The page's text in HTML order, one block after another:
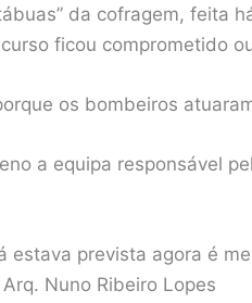
da cofragem, feita
ficou comprometido
os bombeiros
a equipa responsável
estava prevista agora é
Nuno Ribeiro Lopes